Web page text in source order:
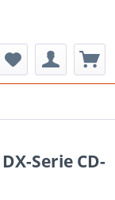
Serie CD-